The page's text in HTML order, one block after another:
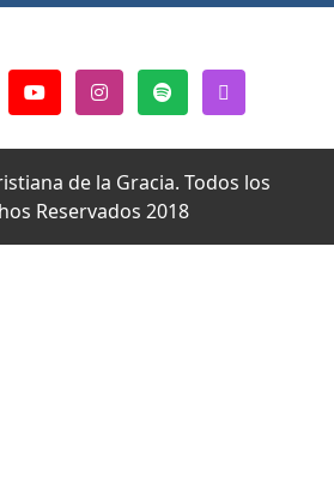
de la Gracia. Todos los
Reservados 2018